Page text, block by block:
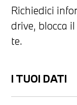
Richiedici
drive, blocca
te.
I TUOI DATI